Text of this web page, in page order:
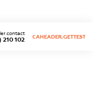
102 CAHEADER.GETTEST